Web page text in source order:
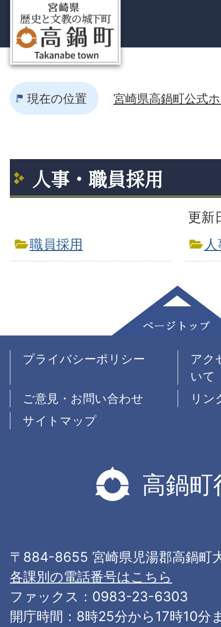
現在の位置 宮崎県高鍋町公式
人事・職員採用
更新
職員採用
プライバシーポリシー
アク
いて
ご意見・お問い合わせ
リン
サイトマップ
高鍋町
〒884-8655 宮崎県児湯郡高鍋町
各課別の電話番号はこちら
ファックス：0983-23-6303
開庁時間：8時25分から17時10分